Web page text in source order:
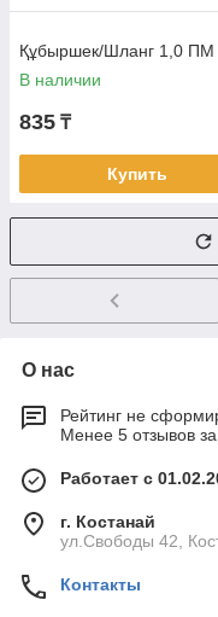
Құбыршек/Шланг 1,0 ПМ
В наличии
835 ₸
Купить
О нас
Рейтинг не
Менее 5 отзывов
Работает с
г. Костанай
ул.Свободы 42,
Контакты